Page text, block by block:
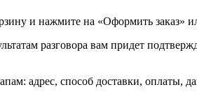
и нажмите на «Оформить заказ»
разговора вам придет
адрес, способ доставки, оплаты,